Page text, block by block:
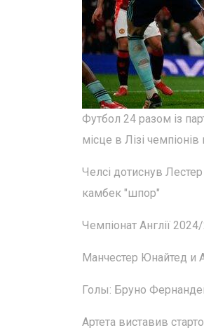
Футбол 24 разом із
місце в Лізі чемпіонів
Челсі дотиснув
камбек "шпор"
Чемпіонат Англії
Манчестер Юнайтед и
Голы: Бруно
Артета виставив